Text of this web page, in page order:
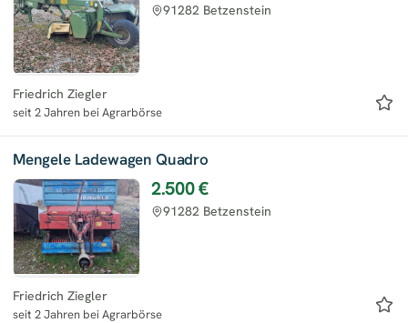
91282 Betzenstein
Friedrich Ziegler
seit 2 Jahren bei Agrarbörse
Mengele Ladewagen Quadro
2.500 €
91282 Betzenstein
Friedrich Ziegler
seit 2 Jahren bei Agrarbörse